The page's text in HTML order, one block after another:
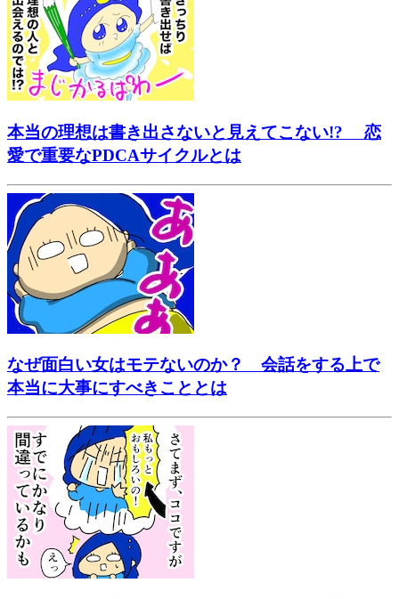
本当の理想は書き出さないと見えてこない!? 恋
愛で重要なPDCAサイクルとは
なぜ面白い女はモテないのか？ 会話をする上で
本当に大事にすべきこととは